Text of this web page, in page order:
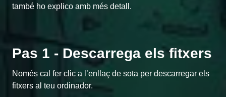
també ho explico amb més detall.
Pas 1 - Descarrega els fitxers
Només cal fer clic a l’enllaç de sota per descarregar els
fitxers al teu ordinador.